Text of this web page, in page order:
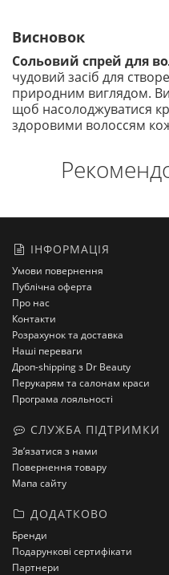
Висновок
Сольовий спрей для
чудовий засіб для
природним виглядом.
щоб насолоджуватися
здоровими волоссям
ІНФОРМАЦІЯ
Умови повернення
Публічна оферта
Про нас
Контакти
Розрахунок та доставка
Наші переваги
Дроп-shipping з Dr Beauty
Перукарям та салонам краси
Програма лояльності
СЛУЖБА ПІДТРИМКИ
Зв’язатися з нами
Повернення товару
Мапа сайту
ДОДАТКОВО
Бренди
Подарункові сертифікати
Партнери